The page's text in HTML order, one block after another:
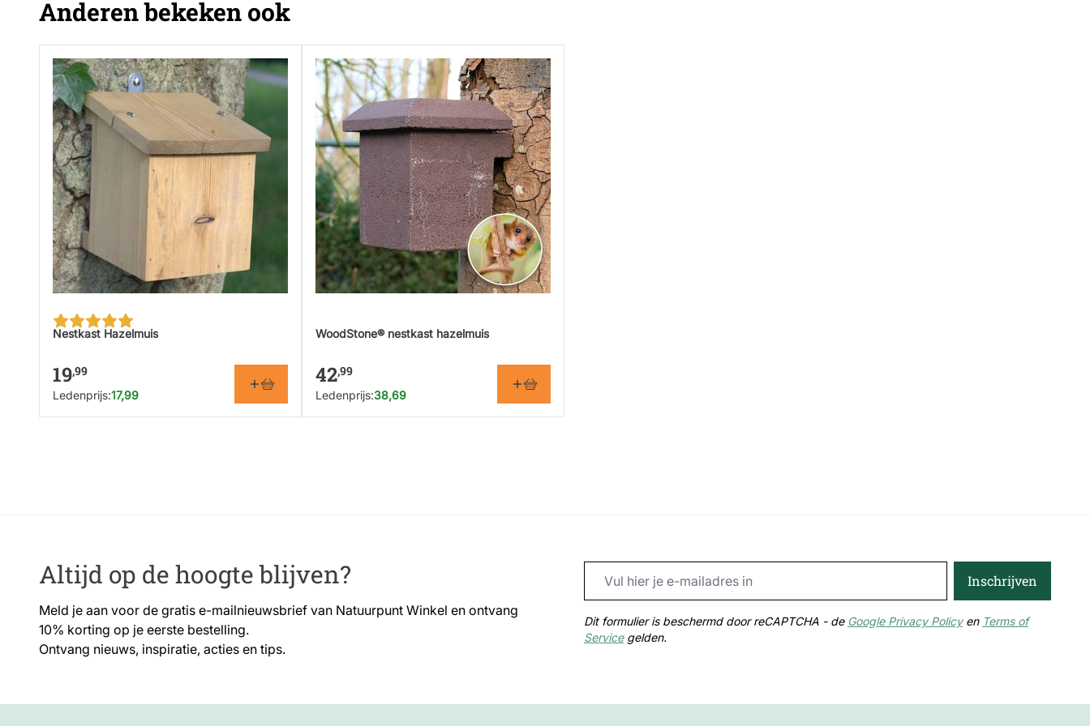
Anderen bekeken ook
Nestkast Hazelmuis
19,99
Ledenprijs:17,99
WoodStone® nestkast hazelmuis
42,99
Ledenprijs:38,69
Altijd op de hoogte blijven?
Meld je aan voor de gratis e-mailnieuwsbrief van Natuurpunt Winkel en ontvang
10% korting op je eerste bestelling.
Ontvang nieuws, inspiratie, acties en tips.
Inschrijven
Dit formulier is beschermd door reCAPTCHA - de Google Privacy Policyen Terms of
Servicegelden.